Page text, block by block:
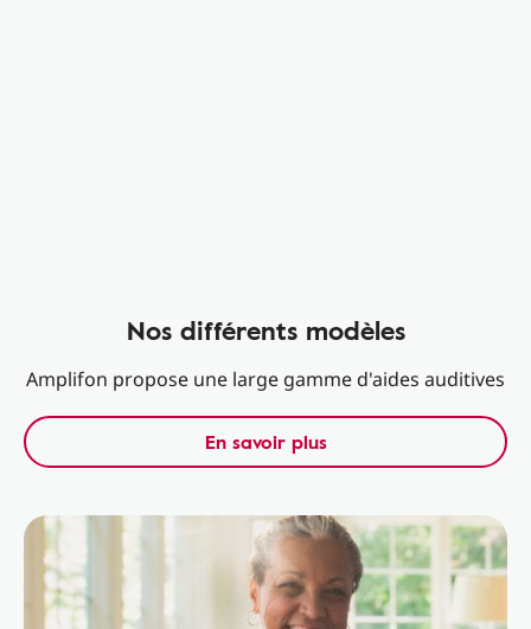
Nos différents modèles
Amplifon propose une large gamme d'aides auditives
En savoir plus